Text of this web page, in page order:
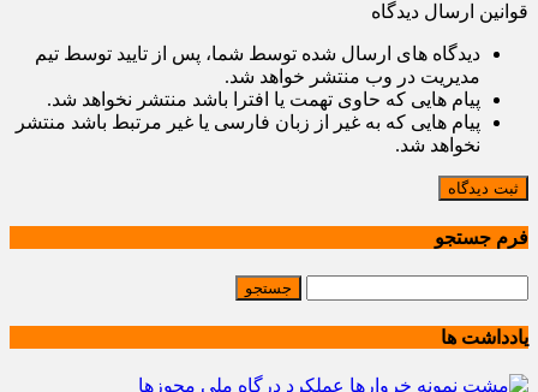
قوانین ارسال دیدگاه
دیدگاه های ارسال شده توسط شما، پس از تایید توسط تیم
مدیریت در وب منتشر خواهد شد.
پیام هایی که حاوی تهمت یا افترا باشد منتشر نخواهد شد.
پیام هایی که به غیر از زبان فارسی یا غیر مرتبط باشد منتشر
نخواهد شد.
ثبت دیدگاه
فرم جستجو
یادداشت ها